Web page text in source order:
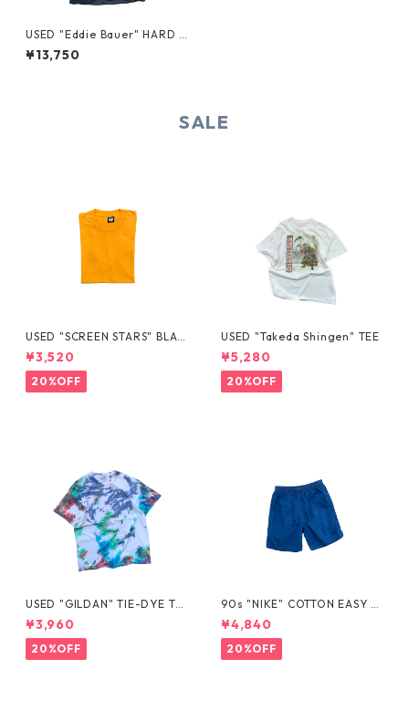
USED "Eddie Bauer" HARD S
HELL JACKET
¥13,750
SALE
USED "SCREEN STARS" BLAN
K TEE
¥3,520
20%OFF
USED "Takeda Shingen" TEE
¥5,280
20%OFF
USED "GILDAN" TIE-DYE TE
E
¥3,960
20%OFF
90s "NIKE" COTTON EASY S
HORTS
¥4,840
20%OFF